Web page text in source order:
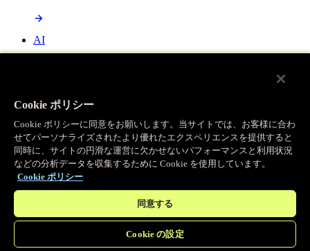
AI
Object Storage
送信量ゼロで大容量ファイルにエッジで直接アクセス
プログラマブルキャッシュ
Cookie ポリシー
Cookie ポリシーに同意をお願いします。当サイトでは、お客様に合わ
せてパーソナライズされたより優れたエクスペリエンスを提供すると
同時に、サイトの円滑な運営に欠かせないパフォーマンスと利用状況
などの分析データを収集するために Cookie を使用しています。
Cookie ポリシー
同意する
Cookie の設定